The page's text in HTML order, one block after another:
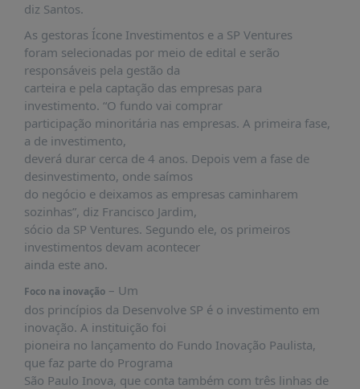
PRÊMIO
ABDE-
BID
PRÊMIO
ABDE
DE
JORNALISMO
SABER
+
CONTATO
diz Santos.
As gestoras Ícone Investimentos e a SP Ventures
foram selecionadas por meio de edital e serão
responsáveis pela gestão da
carteira e pela captação das empresas para
investimento. “O fundo vai comprar
participação minoritária nas empresas. A primeira fase,
a de investimento,
deverá durar cerca de 4 anos. Depois vem a fase de
desinvestimento, onde saímos
do negócio e deixamos as empresas caminharem
sozinhas”, diz Francisco Jardim,
sócio da SP Ventures. Segundo ele, os primeiros
investimentos devam acontecer
ainda este ano.
Foco na inovação– Um
dos princípios da Desenvolve SP é o investimento em
inovação. A instituição foi
pioneira no lançamento do Fundo Inovação Paulista,
que faz parte do Programa
São Paulo Inova, que conta também com três linhas de